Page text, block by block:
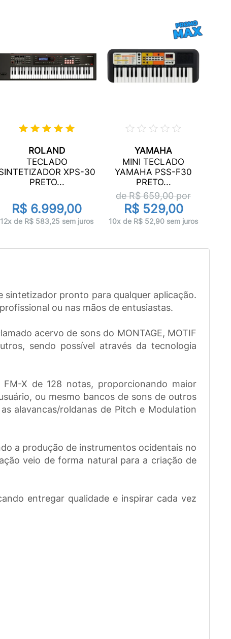
ROLAND
TECLADO
XPS-30
PRETO...
R$ 6.999,00
12x de R$ 583,25 sem juros
YAMAHA
MINI TECLADO
YAMAHA PSS-F30
PRETO...
de R$659,00por
R$ 529,00
10x de R$ 52,90 sem juros
sintetizador pronto para qualquer aplicação.
ou nas mãos de entusiastas.
acervo de sons do MONTAGE, MOTIF
sendo possível através da tecnologia
X de 128 notas, proporcionando maior
ou mesmo bancos de sons de outros
alavancas/roldanas de Pitch e Modulation
a produção de instrumentos ocidentais no
veio de forma natural para a criação de
entregar qualidade e inspirar cada vez